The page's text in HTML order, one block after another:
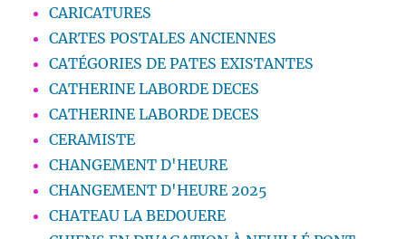
CARICATURES
CARTES POSTALES ANCIENNES
CATÉGORIES DE PATES EXISTANTES
CATHERINE LABORDE DECES
CATHERINE LABORDE DECES
CERAMISTE
CHANGEMENT D'HEURE
CHANGEMENT D'HEURE 2025
CHATEAU LA BEDOUERE